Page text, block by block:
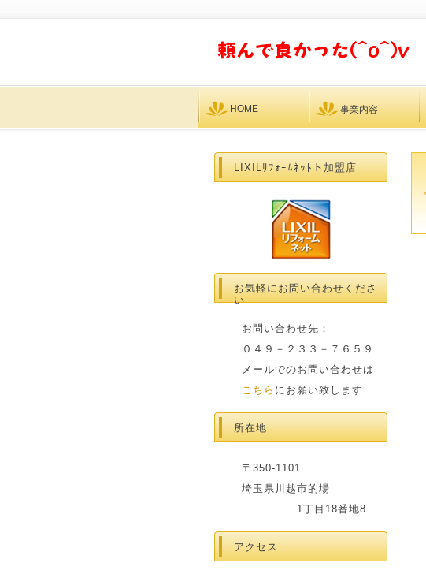
HOME 事業内容
LIXILﾘﾌｫｰﾑﾈｯﾄト加盟店
お気軽にお問い合わせくださ
い
お問い合わせ先：
０４９－２３３－７６５９
メールでのお問い合わせは
こちら にお願い致します
所在地
〒350-1101
埼玉県川越市的場
1丁目18番地8
アクセス